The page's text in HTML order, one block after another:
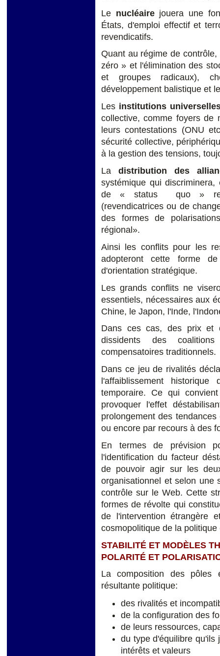
Le nucléairejouera une
États, d'emploi effectif et
revendicatifs.
Quant au régime de
zéro » et l'élimination des
et groupes radicaux),
développement balistique et
Les institutions
collective, comme foyers de
leurs contestations (ONU
sécurité collective,
à la gestion des tensions,
La distribution des
systémique qui
de « status quo »
(revendicatrices ou de
des formes de
régional».
Ainsi les conflits pour les
adopteront cette forme
d'orientation stratégique.
Les grands conflits ne
essentiels, nécessaires aux
Chine, le Japon, l'Inde,
Dans ces cas, des prix et
dissidents des
compensatoires traditionnels.
Dans ce jeu de rivalités
l'affaiblissement
temporaire. Ce qui
provoquer l'effet
prolongement des
ou encore par recours à des
En termes de prévision
l'identification du facteur
de pouvoir agir sur les
organisationnel et selon une
contrôle sur le Web. Cette
formes de révolte qui
de l'intervention étrangère
cosmopolitique de la
STABILITÉ ET MODÈLES
POLARITÉ ET
La composition des
résultante politique:
des rivalités et
de la configuration des
de leurs ressources,
du type d'équilibre qu'ils
intérêts et valeurs